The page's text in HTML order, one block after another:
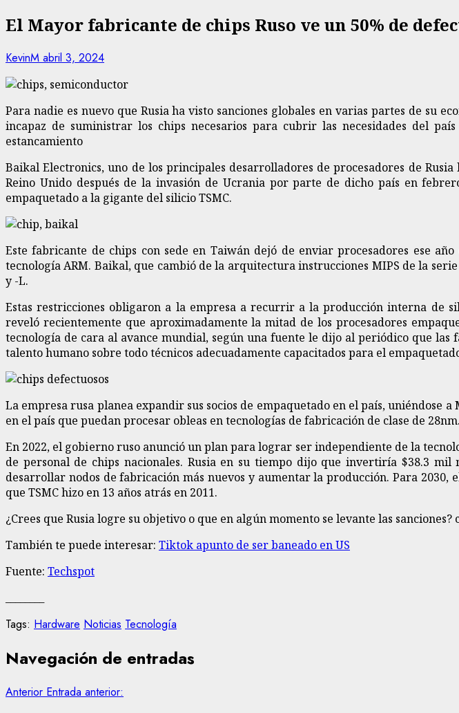
El Mayor fabricante de chips Ruso ve un 50% de
KevinM abril 3, 2024
Para nadie es nuevo que Rusia ha visto sanciones globales en varias partes de su
incapaz de suministrar los chips necesarios para cubrir las necesidades del
estancamiento
Baikal Electronics, uno de los principales desarrolladores de procesadores de
Reino Unido después de la invasión de Ucrania por parte de dicho país en
empaquetado a la gigante del silicio TSMC.
Este fabricante de chips con sede en Taiwán dejó de enviar procesadores ese
tecnología ARM. Baikal, que cambió de la arquitectura instrucciones MIPS de la
y -L.
Estas restricciones obligaron a la empresa a recurrir a la producción interna de
reveló recientemente que aproximadamente la mitad de los procesadores
tecnología de cara al avance mundial, según una fuente le dijo al periódico que
talento humano sobre todo técnicos adecuadamente capacitados para el
La empresa rusa planea expandir sus socios de empaquetado en el país,
en el país que puedan procesar obleas en tecnologías de fabricación de clase de 28nm.
En 2022, el gobierno ruso anunció un plan para lograr ser independiente de la
de personal de chips nacionales. Rusia en su tiempo dijo que invertiría $38.3
desarrollar nodos de fabricación más nuevos y aumentar la producción. Para
que TSMC hizo en 13 años atrás en 2011.
¿Crees que Rusia logre su objetivo o que en algún momento se levante las
También te puede interesar: Tiktok apunto de ser baneado en US
Fuente: Techspot
Tags: Hardware Noticias Tecnología
Navegación de entradas
Anterior Entrada anterior: